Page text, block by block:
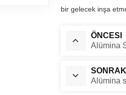
bir gelecek inşa
ÖNCESI
Alümina
SONRAKI
Alümina